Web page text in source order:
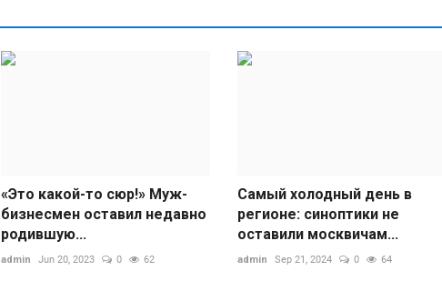
«Это какой-то сюр!» Муж-
бизнесмен оставил недавно
родившую...
admin Jun 20, 2023 0 62
Самый холодный день в
регионе: синоптики не
оставили москвичам...
admin Sep 21, 2024 0 64